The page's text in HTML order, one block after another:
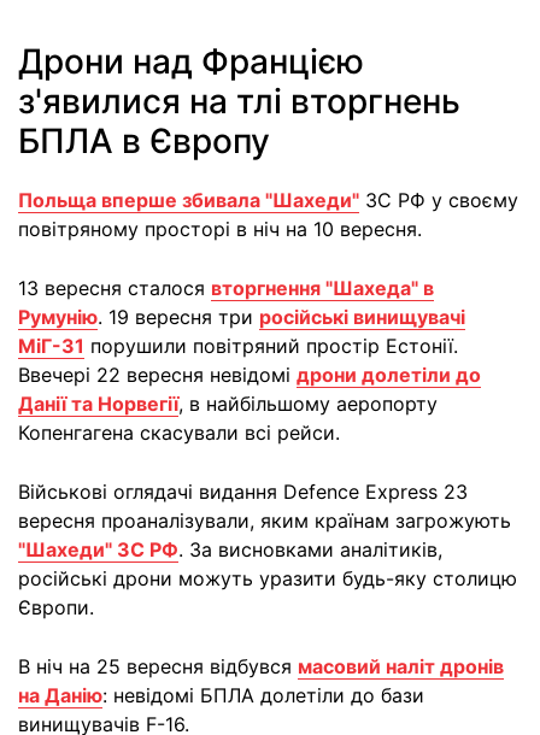
Дрони над Францією
з'явилися на тлі вторгнень
БПЛА в Європу
Польща вперше збивала "Шахеди" ЗС РФ у своєму
повітряному просторі в ніч на 10 вересня.
13 вересня сталося вторгнення "Шахеда" в
Румунію. 19 вересня три російські винищувачі
МіГ-31 порушили повітряний простір Естонії.
Ввечері 22 вересня невідомі дрони долетіли до
Данії та Норвегії, в найбільшому аеропорту
Копенгагена скасували всі рейси.
Військові оглядачі видання Defence Express 23
вересня проаналізували, яким країнам загрожують
"Шахеди" ЗС РФ. За висновками аналітиків,
російські дрони можуть уразити будь-яку столицю
Європи.
В ніч на 25 вересня відбувся масовий наліт дронів
на Данію: невідомі БПЛА долетіли до бази
винищувачів F-16.